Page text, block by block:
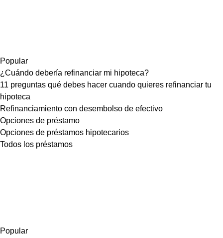
Popular
¿Cuándo debería refinanciar mi hipoteca?
11 preguntas qué debes hacer cuando quieres refinanciar tu
hipoteca
Refinanciamiento con desembolso de efectivo
Opciones de préstamo
Opciones de préstamos hipotecarios
Todos los préstamos
Popular